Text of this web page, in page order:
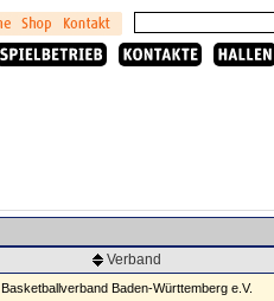
Verband
Basketballverband Baden-Württemberg e.V.